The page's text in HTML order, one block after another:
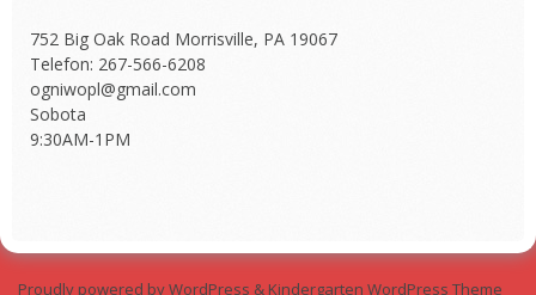
752 Big Oak Road Morrisville, PA 19067
Telefon: 267-566-6208
ogniwopl@gmail.com
Sobota
9:30AM-1PM
Proudly powered by WordPress & Kindergarten WordPress Theme